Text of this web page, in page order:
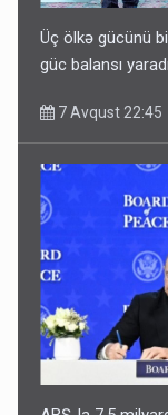
Üç ölkə gücünü
güc balansı
7 Avqust 22:45